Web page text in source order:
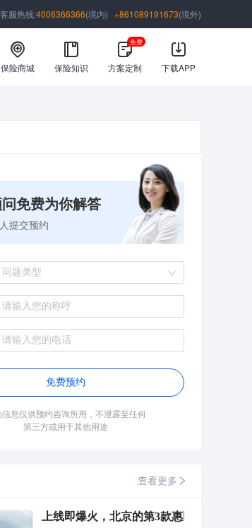
客服热线:4006366366(境内) +861089191673(境外)
保险商城 保险知识 方案定制
免费
下载APP
免费为你解答
人提交预约
问题类型
免费预约
信息仅供预约咨询所用，不泄露至任何
第三方或用于其他用途
查看更多
上线即爆火，北京的第3款惠民保要买吗？